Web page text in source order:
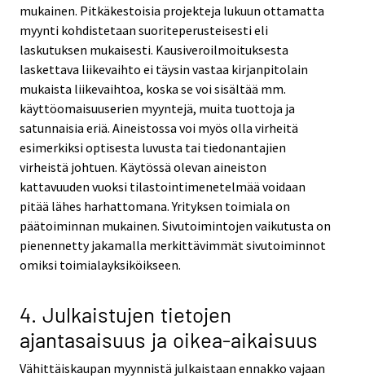
mukainen. Pitkäkestoisia projekteja lukuun ottamatta
myynti kohdistetaan suoriteperusteisesti eli
laskutuksen mukaisesti. Kausiveroilmoituksesta
laskettava liikevaihto ei täysin vastaa kirjanpitolain
mukaista liikevaihtoa, koska se voi sisältää mm.
käyttöomaisuuserien myyntejä, muita tuottoja ja
satunnaisia eriä. Aineistossa voi myös olla virheitä
esimerkiksi optisesta luvusta tai tiedonantajien
virheistä johtuen. Käytössä olevan aineiston
kattavuuden vuoksi tilastointimenetelmää voidaan
pitää lähes harhattomana. Yrityksen toimiala on
päätoiminnan mukainen. Sivutoimintojen vaikutusta on
pienennetty jakamalla merkittävimmät sivutoiminnot
omiksi toimialayksiköikseen.
4. Julkaistujen tietojen
ajantasaisuus ja oikea-aikaisuus
Vähittäiskaupan myynnistä julkaistaan ennakko vajaan